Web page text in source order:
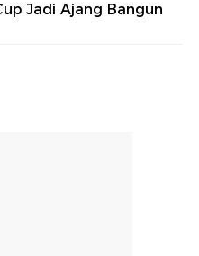
Jadi Ajang Bangun